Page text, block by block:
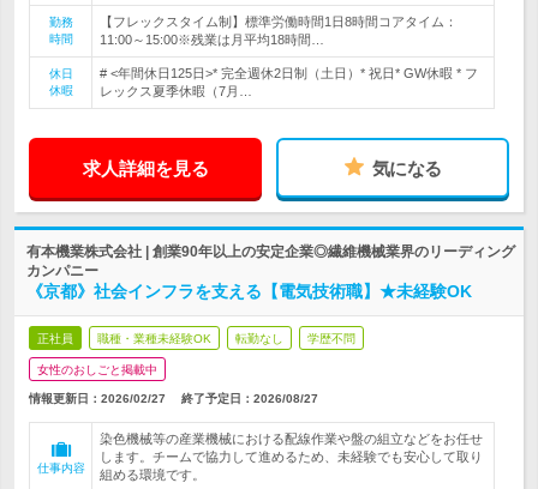
勤務
時間
【フレックスタイム制】標準労働時間1日8時間コアタイム：
11:00～15:00※残業は月平均18時間…
休日
休暇
# <年間休日125日>* 完全週休2日制（土日）* 祝日* GW休暇 * フ
レックス夏季休暇（7月…
求人詳細を見る 気になる
有本機業株式会社 | 創業90年以上の安定企業◎繊維機械業界のリーディング
カンパニー
《京都》社会インフラを支える【電気技術職】★未経験OK
正社員 職種・業種未経験OK 転勤なし 学歴不問
女性のおしごと掲載中
情報更新日：2026/02/27 終了予定日： 2026/08/27
仕事内容
染色機械等の産業機械における配線作業や盤の組立などをお任せ
します。チームで協力して進めるため、未経験でも安心して取り
組める環境です。